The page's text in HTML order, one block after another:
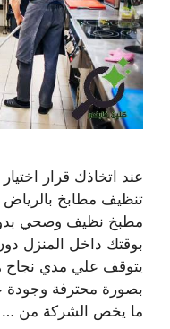
عند اتخاذك قرار
تنظيف مطابخ
مطبخ نظيف وصحي
بوقتك داخل المنزل
يتوقف علي مدي نجاح
بصورة محترفة وجودة
ما يخص الشركة من …